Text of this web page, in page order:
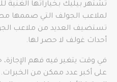
تشتهر بيليك بخياراتها
لملاعب الجولف التي صممها
تستضيف العديد من ملاعب
أحداث غولف لا حصر لها.
في وقت يتغير فيه فهم
على أكبر عدد ممكن من الخبرات.